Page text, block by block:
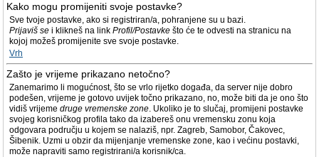
Kako mogu promijeniti svoje postavke?
Sve tvoje postavke, ako si registriran/a, pohranjene su u bazi.
Prijaviš se i klikneš na link Profil/Postavke što će te odvesti na stranicu na
kojoj možeš promijenite sve svoje postavke.
Vrh
Zašto je vrijeme prikazano netočno?
Zanemarimo li mogućnost, što se vrlo rijetko događa, da server nije dobro
podešen, vrijeme je gotovo uvijek točno prikazano, no, može biti da je ono što
vidiš vrijeme druge vremenske zone. Ukoliko je to slučaj, promijeni postavke
svojeg korisničkog profila tako da izabereš onu vremensku zonu koja
odgovara području u kojem se nalaziš, npr. Zagreb, Samobor, Čakovec,
Šibenik. Uzmi u obzir da mijenjanje vremenske zone, kao i većinu postavki,
može napraviti samo registrirani/a korisnik/ca.